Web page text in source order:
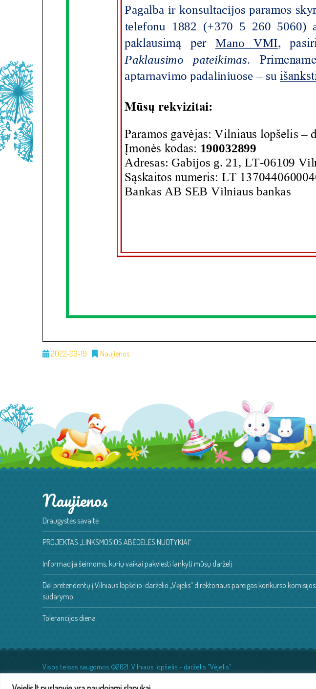
2022-03-19 Naujienos
Naujienos
Draugystės savaitė
PROJEKTAS „LINKSMOSIOS ABĖCĖLĖS NUOTYKIAI“
Informacija šeimoms, kurių vaikai pakviesti lankyti mūsų darželį
Dėl pretendentų į Vilniaus lopšelio-darželio „Vėjelis“ direktoriaus pareigas konkurso komisijos
sudarymo
Tolerancijos diena
Visos teisės saugomos ©2021: Vilniaus lopšelis - darželis "Vėjelis"